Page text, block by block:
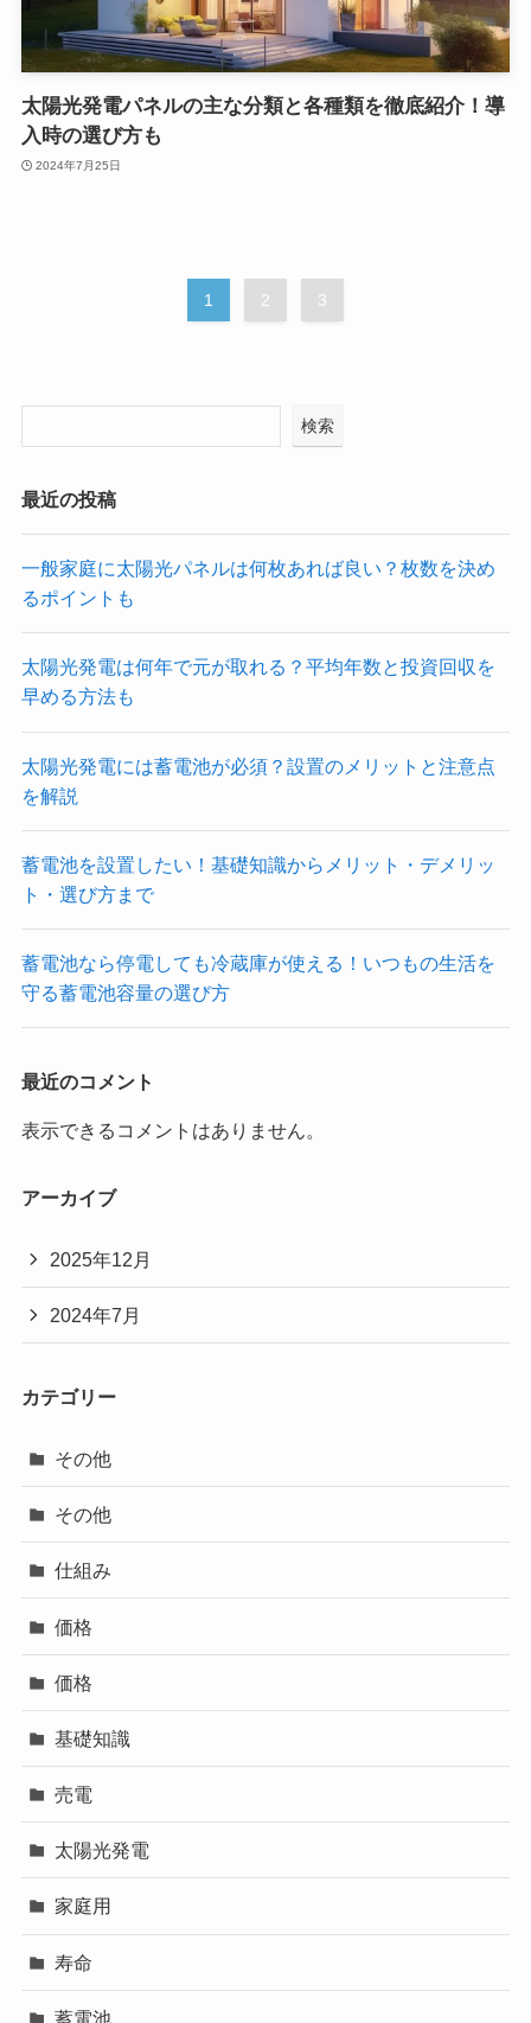
太陽光発電パネルの主な分類と各種類を徹底紹介！導
入時の選び方も
2024年7月25日
1 2 3
検索
最近の投稿
一般家庭に太陽光パネルは何枚あれば良い？枚数を決め
るポイントも
太陽光発電は何年で元が取れる？平均年数と投資回収を
早める方法も
太陽光発電には蓄電池が必須？設置のメリットと注意点
を解説
蓄電池を設置したい！基礎知識からメリット・デメリッ
ト・選び方まで
蓄電池なら停電しても冷蔵庫が使える！いつもの生活を
守る蓄電池容量の選び方
最近のコメント
表示できるコメントはありません。
アーカイブ
2025年12月
2024年7月
カテゴリー
その他
その他
仕組み
価格
価格
基礎知識
売電
太陽光発電
家庭用
寿命
蓄電池